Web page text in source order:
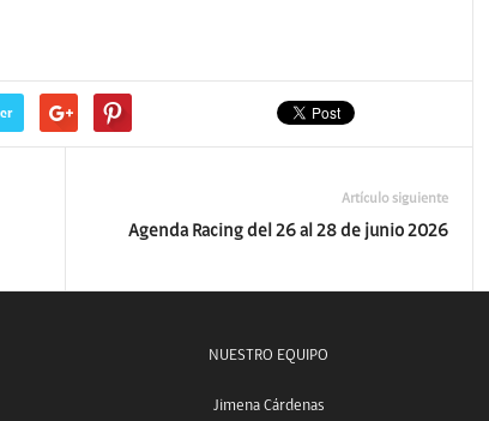
Artículo siguiente
Agenda Racing del 26 al 28 de junio 2026
NUESTRO EQUIPO
Jimena Cárdenas